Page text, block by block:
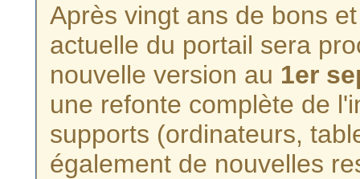
Après vingt ans de bons
actuelle du portail sera
nouvelle version au 1er
une refonte complète de
supports (ordinateurs,
également de nouvelles